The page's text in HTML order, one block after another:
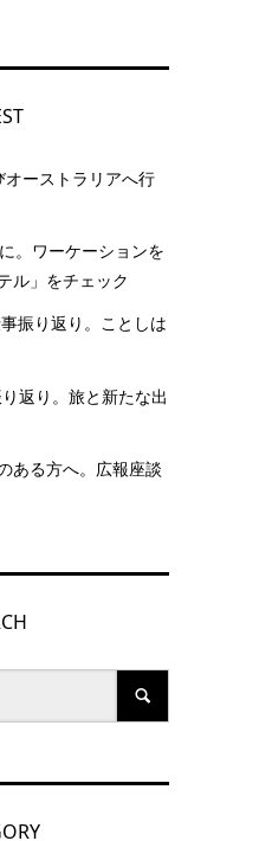
ーストラリアへ行
。ワーケーションを
ル」をチェック
振り返り。ことしは
返り。旅と新たな出
ある方へ。広報座談